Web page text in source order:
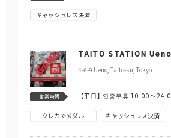
キャッシュレス決済
TAITO STATION
4-6-9 Ueno, Taito-ku, Tokyo
営業時間 【平日】 연중무휴 10:00～
クレカでメダル キャッシュレス決済